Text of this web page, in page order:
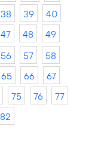
38 39
40
47 48
49
56 57
58
65 66
67
75 76
77
82